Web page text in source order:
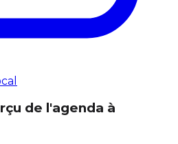
de l'agenda à